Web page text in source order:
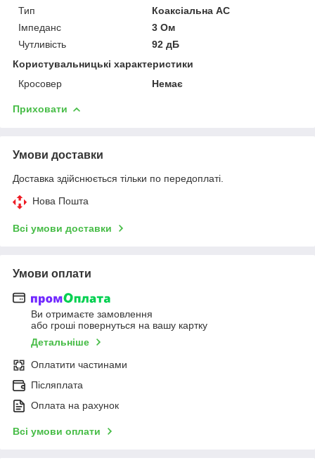
Тип
Коаксіальна АС
Імпеданс
3 Ом
Чутливість
92 дБ
Користувальницькі характеристики
Кросовер
Немає
Приховати
Умови доставки
Доставка здійснюється тільки по передоплаті.
Нова Пошта
Всі умови доставки
Умови оплати
Ви отримаєте замовлення
або гроші повернуться на вашу картку
Детальніше
Оплатити частинами
Післяплата
Оплата на рахунок
Всі умови оплати